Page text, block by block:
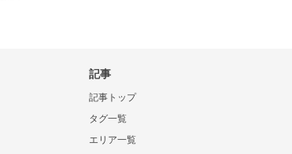
記事
記事トップ
タグ一覧
エリア一覧